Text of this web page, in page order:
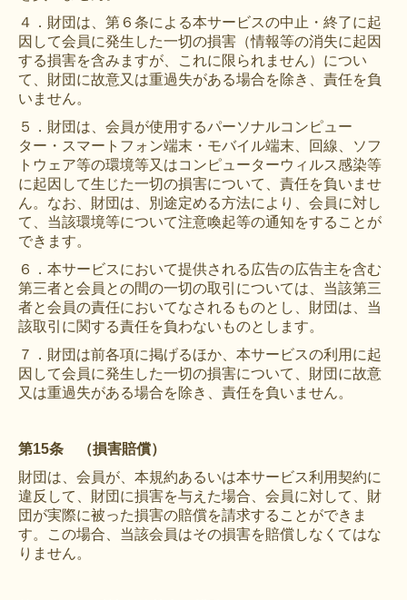
４．財団は、第６条による本サービスの中止・終了に起
因して会員に発生した一切の損害（情報等の消失に起因
する損害を含みますが、これに限られません）につい
て、財団に故意又は重過失がある場合を除き、責任を負
いません。
５．財団は、会員が使用するパーソナルコンピュー
ター・スマートフォン端末・モバイル端末、回線、ソフ
トウェア等の環境等又はコンピューターウィルス感染等
に起因して生じた一切の損害について、責任を負いませ
ん。なお、財団は、別途定める方法により、会員に対し
て、当該環境等について注意喚起等の通知をすることが
できます。
６．本サービスにおいて提供される広告の広告主を含む
第三者と会員との間の一切の取引については、当該第三
者と会員の責任においてなされるものとし、財団は、当
該取引に関する責任を負わないものとします。
７．財団は前各項に掲げるほか、本サービスの利用に起
因して会員に発生した一切の損害について、財団に故意
又は重過失がある場合を除き、責任を負いません。
第15条 （損害賠償）
財団は、会員が、本規約あるいは本サービス利用契約に
違反して、財団に損害を与えた場合、会員に対して、財
団が実際に被った損害の賠償を請求することができま
す。この場合、当該会員はその損害を賠償しなくてはな
りません。